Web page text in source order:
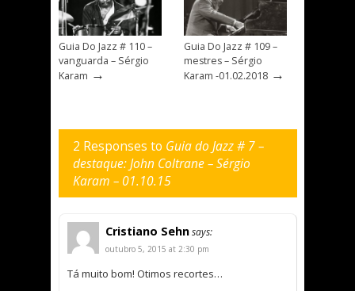
Guia Do Jazz # 110 –
vanguarda – Sérgio
Karam →
Guia Do Jazz # 109 –
mestres – Sérgio
Karam -01.02.2018 →
2 Responses to Guia do Jazz # 7 –
destaque: John Coltrane – Sérgio
Karam – 01.10.15
Cristiano Sehnsays:
outubro 5, 2015 at 2:30 pm
Tá muito bom! Otimos recortes…